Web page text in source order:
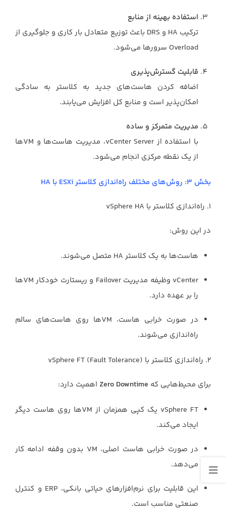
استفاده بهینه از منابع
ترکیب HA و DRS باعث توزیع متعادل بار کاری و جلوگیری از
Overload سرورها می‌شود.
قابلیت گسترش‌پذیری
اضافه کردن هاست‌های جدید به کلاستر به سادگی
امکان‌پذیر است و منابع کل افزایش می‌یابند.
مدیریت متمرکز و ساده
با استفاده از vCenter Server، مدیریت هاست‌ها و VMها
از یک نقطه مرکزی انجام می‌شود.
بخش ۳: روش‌های مختلف راه‌اندازی کلاستر ESXi با HA
۱. راه‌اندازی کلاستر با vSphere HA
در این روش:
هاست‌ها به یک کلاستر HA متصل می‌شوند.
vCenter وظیفه مدیریت Failover و ریستارت خودکار VMها
را بر عهده دارد.
در صورت خرابی هاست، VMها روی هاست‌های سالم
راه‌اندازی می‌شوند.
۲. راه‌اندازی کلاستر با vSphere FT (Fault Tolerance)
برای محیط‌هایی که Zero Downtime اهمیت دارد:
vSphere FT یک کپی همزمان از VMها روی هاست دیگر
ایجاد می‌کند.
در صورت خرابی هاست اصلی، VM بدون وقفه ادامه کار
می‌دهد.
این قابلیت برای نرم‌افزارهای حیاتی بانکی، ERP و کنترل
صنعتی مناسب است.